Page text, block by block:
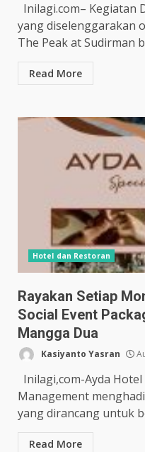
Inilagi.com– Kegiatan
yang diselenggarakan
The Peak at Sudirman
Read More
Hotel dan Restoran
Rayakan Setiap
Social Event
Mangga Dua
Kasiyanto Yasran
Inilagi,com-Ayda
Management
yang dirancang untuk
Read More